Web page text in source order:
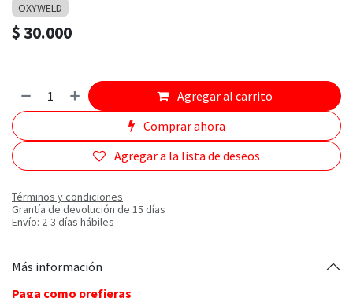
OXYWELD
$30.000
Agregar al carrito
Comprar ahora
Agregar a la lista de deseos
Términos y condiciones
Grantía de devolución de 15 días
Envío: 2-3 días hábiles
Más información
Paga como prefieras